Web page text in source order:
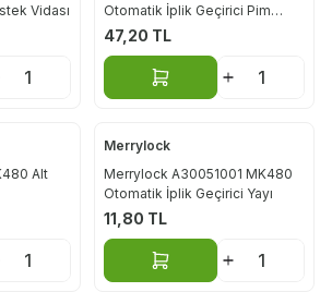
Vidası
Otomatik İplik Geçirici Pim
Somunu
47,20 TL
Sepete Ekle
Alt
Merrylock
Merrylock A30051001 MK480
Otomatik İplik Geçirici Yayı
11,80 TL
Sepete Ekle